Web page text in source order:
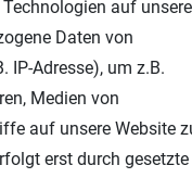
Impressum
auf
Daten von
IP-Adresse), um z.B.
Medien von
auf unsere Website
erst durch gesetzte